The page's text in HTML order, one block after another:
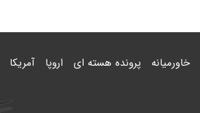
خاورمیانه پرونده هسته ای اروپا آمریکا